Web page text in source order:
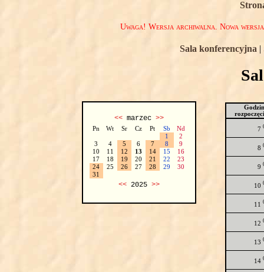
Uwaga! Wersja archiwalna. Nowa
Sala konferencyjna |
<<marzec >>
Pn Wt Sr Cz Pt Sb
Nd
1
2
3
4 5 6 7 8
9
10
11 12 13 14 15
16
17
18 19 20 21 22
23
24
25 26 27 28 29
30
31
<<2025 >>
7
8
9
10
11
12
13
14